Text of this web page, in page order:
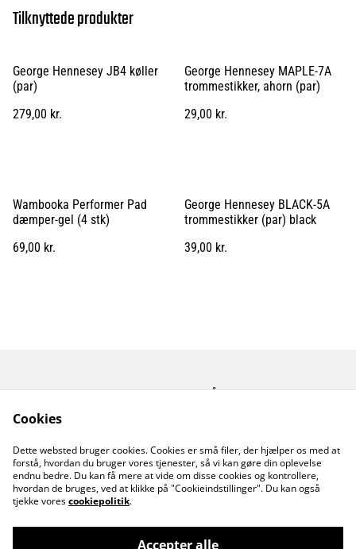
Tilknyttede produkter
George Hennesey JB4 køller
(par)
279,00 kr.
George Hennesey MAPLE-7A
trommestikker, ahorn (par)
29,00 kr.
Wambooka Performer Pad
dæmper-gel (4 stk)
69,00 kr.
George Hennesey BLACK-5A
trommestikker (par) black
39,00 kr.
Kontakt os
Åbningstider
Cookiepolitik
Cookies
Dette websted bruger cookies. Cookies er små filer, der hjælper os med at
forstå, hvordan du bruger vores tjenester, så vi kan gøre din oplevelse
endnu bedre. Du kan få mere at vide om disse cookies og kontrollere,
hvordan de bruges, ved at klikke på "Cookieindstillinger". Du kan også
tjekke vorescookiepolitik.
Accepter alle